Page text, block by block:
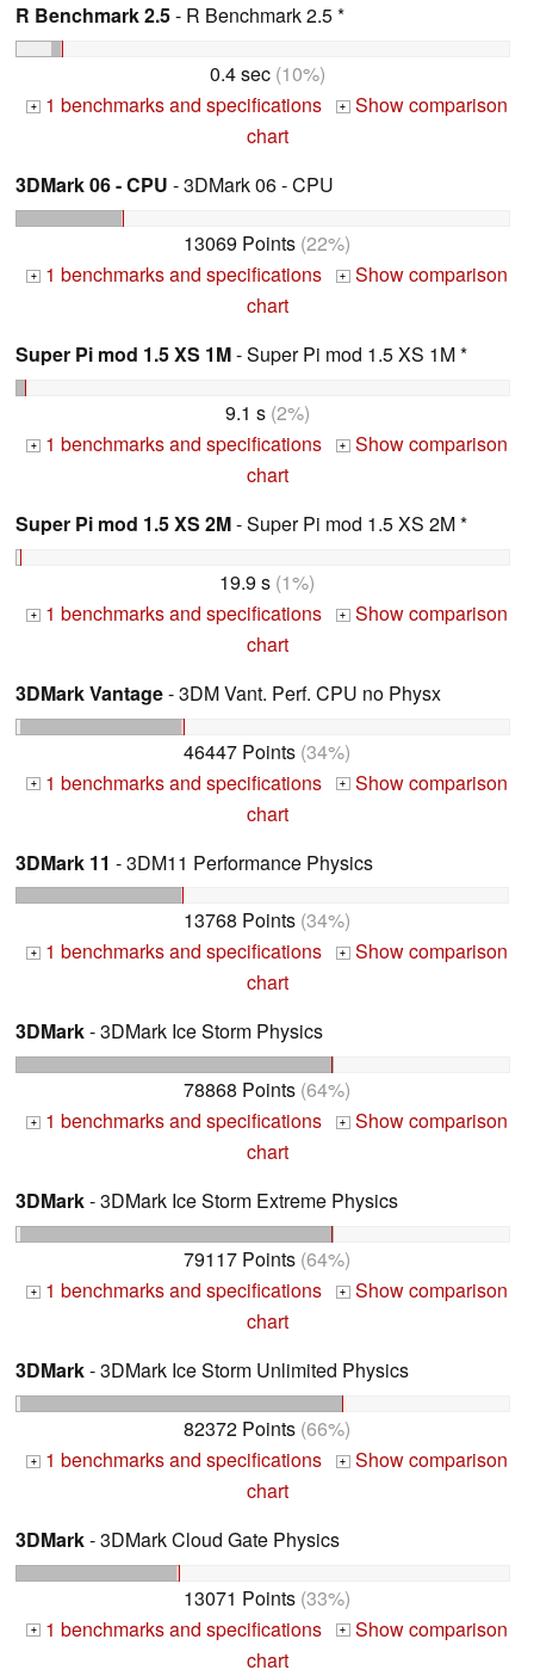
R Benchmark 2.5- R Benchmark 2.5 *
0.4 sec(10%)
+ 1 benchmarks and specifications + Show comparison
chart
3DMark 06 - CPU - 3DMark 06 - CPU
13069 Points (22%)
+ 1 benchmarks and specifications + Show comparison
chart
Super Pi mod 1.5 XS 1M- Super Pi mod 1.5 XS 1M *
9.1 s(2%)
+ 1 benchmarks and specifications + Show comparison
chart
Super Pi mod 1.5 XS 2M- Super Pi mod 1.5 XS 2M *
19.9 s (1%)
+ 1 benchmarks and specifications + Show comparison
chart
3DMark Vantage- 3DM Vant. Perf. CPU no Physx
46447 Points (34%)
+ 1 benchmarks and specifications + Show comparison
chart
3DMark 11 - 3DM11 Performance Physics
13768 Points (34%)
+ 1 benchmarks and specifications + Show comparison
chart
3DMark- 3DMark Ice Storm Physics
78868 Points (64%)
+ 1 benchmarks and specifications + Show comparison
chart
3DMark- 3DMark Ice Storm Extreme Physics
79117 Points (64%)
+ 1 benchmarks and specifications + Show comparison
chart
3DMark- 3DMark Ice Storm Unlimited Physics
82372 Points (66%)
+ 1 benchmarks and specifications + Show comparison
chart
3DMark- 3DMark Cloud Gate Physics
13071 Points (33%)
+ 1 benchmarks and specifications + Show comparison
chart